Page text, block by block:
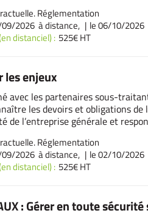
Réglementation
2026 à distance, le 06/10/2026
distanciel) : 525€ HT
les enjeux
avec les partenaires sous-
les devoirs et obligations
de l’entreprise générale et
Réglementation
2026 à distance, le 02/10/2026
distanciel) : 525€ HT
: Gérer en toute